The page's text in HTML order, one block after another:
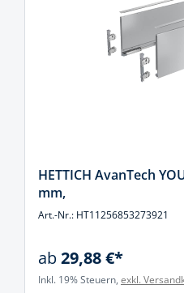
HETTICH AvanTech
mm,
Art.-Nr.: HT11256853273921
ab29,88 €*
Inkl. 19% Steuern, exkl.